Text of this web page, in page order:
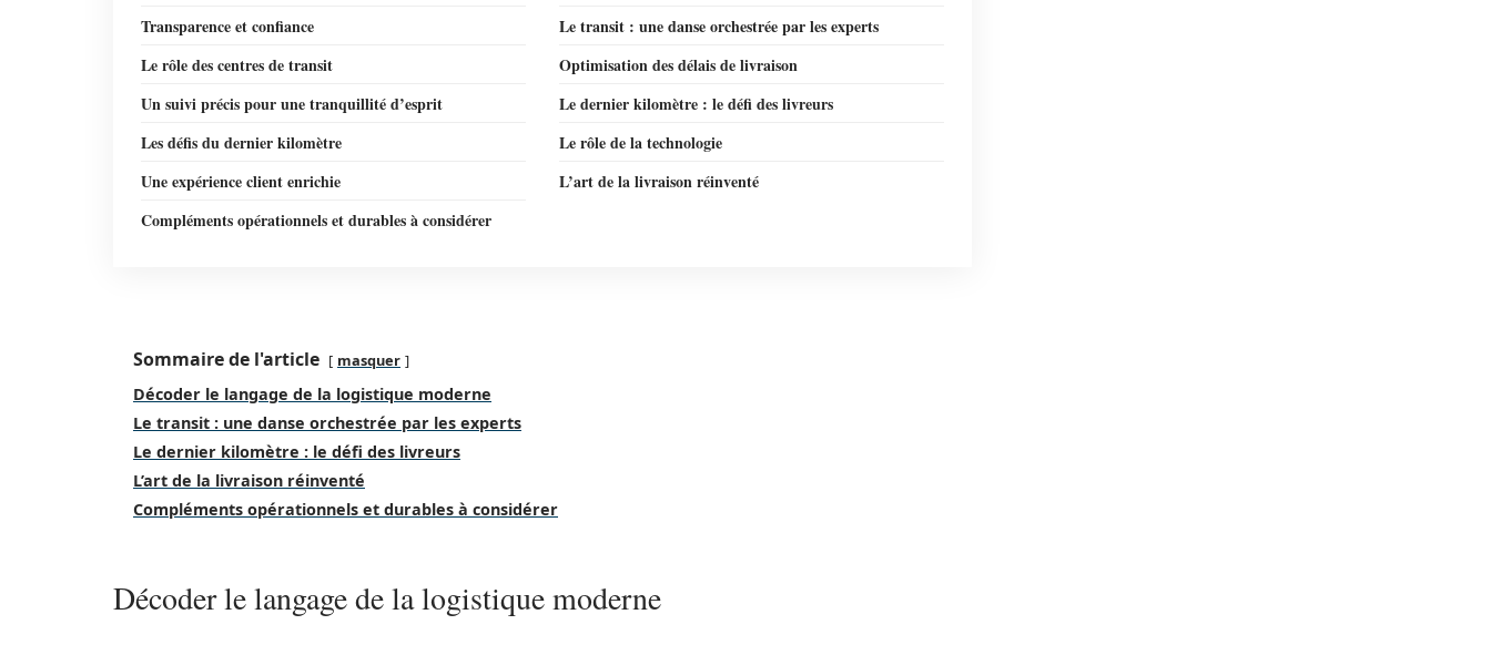
Transparence et confiance
Le transit : une danse orchestrée par les experts
Le rôle des centres de transit
Optimisation des délais de livraison
Un suivi précis pour une tranquillité d’esprit
Le dernier kilomètre : le défi des livreurs
Les défis du dernier kilomètre
Le rôle de la technologie
Une expérience client enrichie
L’art de la livraison réinventé
Compléments opérationnels et durables à considérer
Sommaire de l'article masquer
Décoder le langage de la logistique moderne
Le transit : une danse orchestrée par les experts
Le dernier kilomètre : le défi des livreurs
L’art de la livraison réinventé
Compléments opérationnels et durables à considérer
Décoder le langage de la logistique moderne